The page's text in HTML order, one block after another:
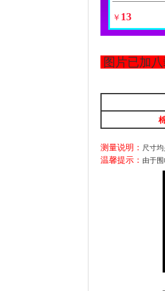
￥ 13
图片已加
测量说明： 尺寸
温馨提示： 由于